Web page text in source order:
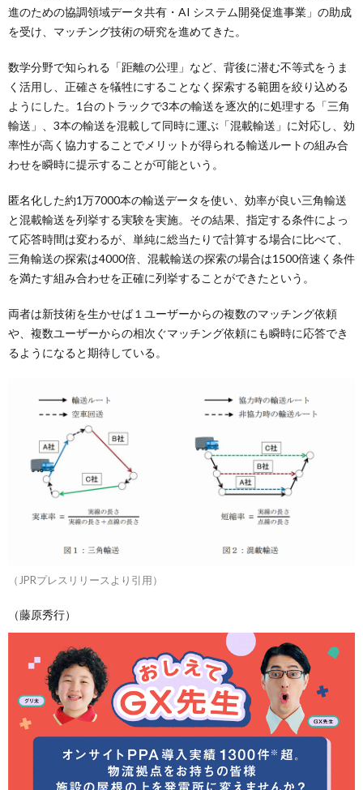
進のための協調領域データ共有・AI システム開発促進事業」の助成
を受け、マッチング技術の研究を進めてきた。
数学分野で知られる「距離の公理」など、背後に潜む不等式をうま
く活用し、正確さを犠牲にすることなく探索する範囲を絞り込める
ようにした。1台のトラックで3本の輸送を逐次的に処理する「三角
輸送」、3本の輸送を混載して同時に運ぶ「混載輸送」に対応し、効
率性が高く協力することでメリットが得られる輸送ルートの組み合
わせを瞬時に提示することが可能という。
匿名化した約1万7000本の輸送データを使い、効率が良い三角輸送
と混載輸送を列挙する実験を実施。その結果、指定する条件によっ
て応答時間は変わるが、単純に総当たりで計算する場合に比べて、
三角輸送の探索は4000倍、混載輸送の探索の場合は1500倍速く条件
を満たす組み合わせを正確に列挙することができたという。
両者は新技術を生かせば１ユーザーからの複数のマッチング依頼
や、複数ユーザーからの相次ぐマッチング依頼にも瞬時に応答でき
るようになると期待している。
（JPRプレスリリースより引用）
（藤原秀行）